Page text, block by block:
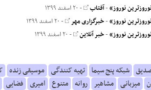
نوروز»-آفتاب - ۲۰ اسفند ۱۳۹۹
نوروز»-خبرگزاری مهر - ۲۰ اسفند ۱۳۹۹
نوروز»-خبر آنلاین - ۲۰ اسفند ۱۳۹۹
شبکه پنج سیما تهیه کنندگی موسیقی زنده
میزبانی مشاهیر روانه متنوع امیری فضایی